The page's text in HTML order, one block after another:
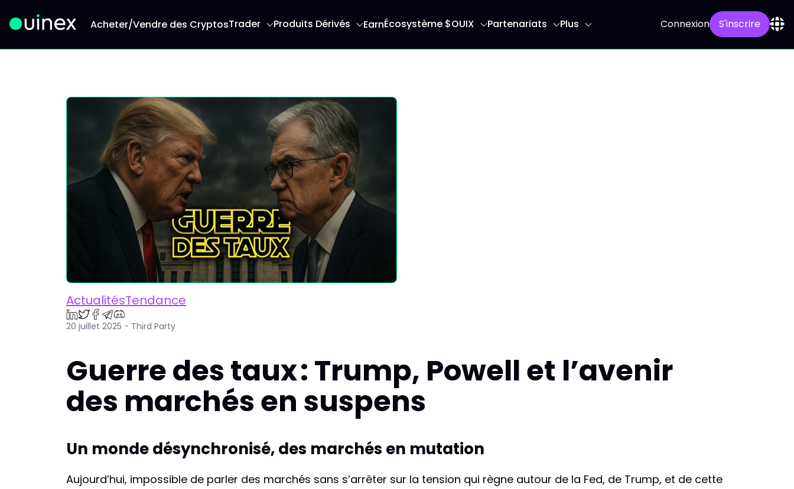
Acheter/Vendre des CryptosTrader Produits Dérivés EarnÉcosystème $OUIX Partenariats Plus Connexion S'inscrire
ActualitésTendance
20 juillet 2025 - Third Party
Guerre des taux : Trump, Powell et l’avenir
des marchés en suspens
Un monde désynchronisé, des marchés en mutation
Aujourd’hui, impossible de parler des marchés sans s’arrêter sur la tension qui règne autour de la Fed, de Trump, et de cette